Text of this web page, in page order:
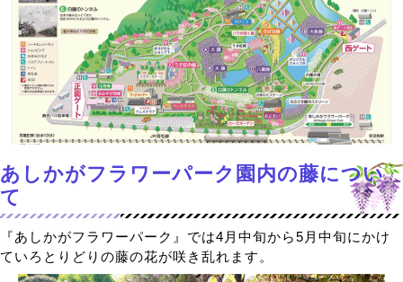
あしかがフラワーパーク園内の藤につい
て
『あしかがフラワーパーク』では4月中旬から5月中旬にかけ
ていろとりどりの藤の花が咲き乱れます。